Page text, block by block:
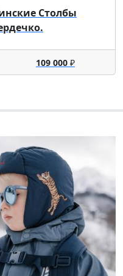
Столбы
109 000₽